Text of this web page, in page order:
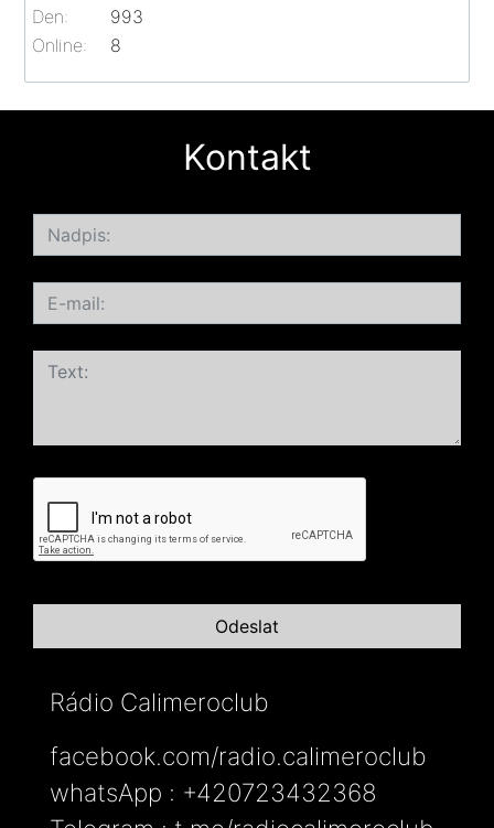
Online: 8
Den:
993
Kontakt
Rádio Calimeroclub
facebook.com/radio.calimeroclub
whatsApp : +420723432368